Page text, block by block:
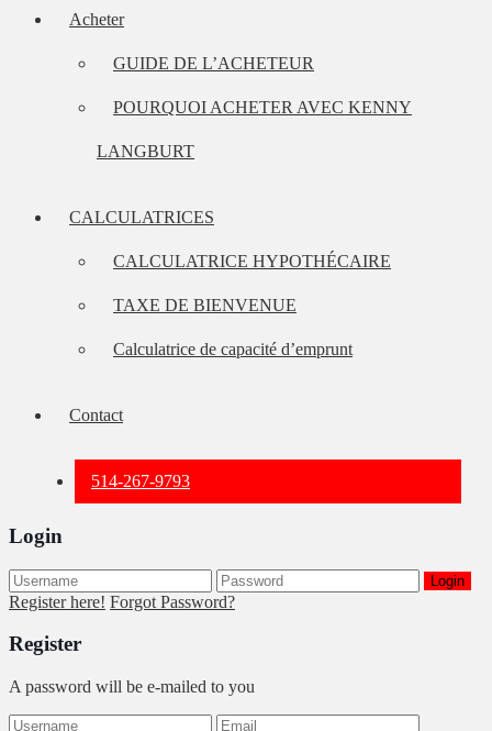
Acheter
GUIDE DE L’ACHETEUR
POURQUOI ACHETER AVEC KENNY
LANGBURT
CALCULATRICES
CALCULATRICE HYPOTHÉCAIRE
TAXE DE BIENVENUE
Calculatrice de capacité d’emprunt
Contact
514-267-9793
Login
Login
Register here! Forgot Password?
Register
A password will be e-mailed to you